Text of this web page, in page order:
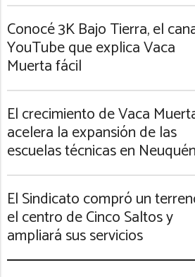
Conocé 3K Bajo Tierra, el
YouTube que explica Vaca
Muerta fácil
El crecimiento de Vaca
acelera la expansión de las
escuelas técnicas en Neuquén
El Sindicato compró un
el centro de Cinco Saltos y
ampliará sus servicios